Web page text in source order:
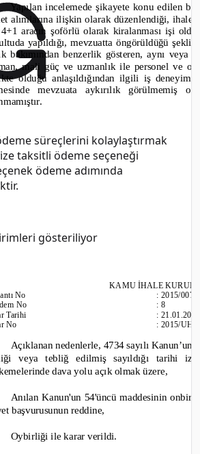
ödeme süreçlerini kolaylaştırmak
taksitli ödeme seçeneği
ödeme adımında
gösteriliyor
Yapılan incelemede şikayete konu edilen
alımlarına ilişkin olarak düzenlendiği, ihale
aracın şoförlü olarak kiralanması işi
yapıldığı, mevzuatta öngörüldüğü
bakımından benzerlik gösteren, aynı
mali güç ve uzmanlık ile personel ve
olduğu anlaşıldığından ilgili iş
mevzuata aykırılık
KAMU İHALE
No
No
Tarihi
No
:2015/007
:8
:
:2015/
Açıklanan nedenlerle, 4734 sayılı
veya tebliğ edilmiş sayıldığı tarihi
dava yolu açık olmak üzere,
Anılan Kanun'un 54'üncü maddesinin
başvurusunun reddine,
Oybirliğiile karar verildi.